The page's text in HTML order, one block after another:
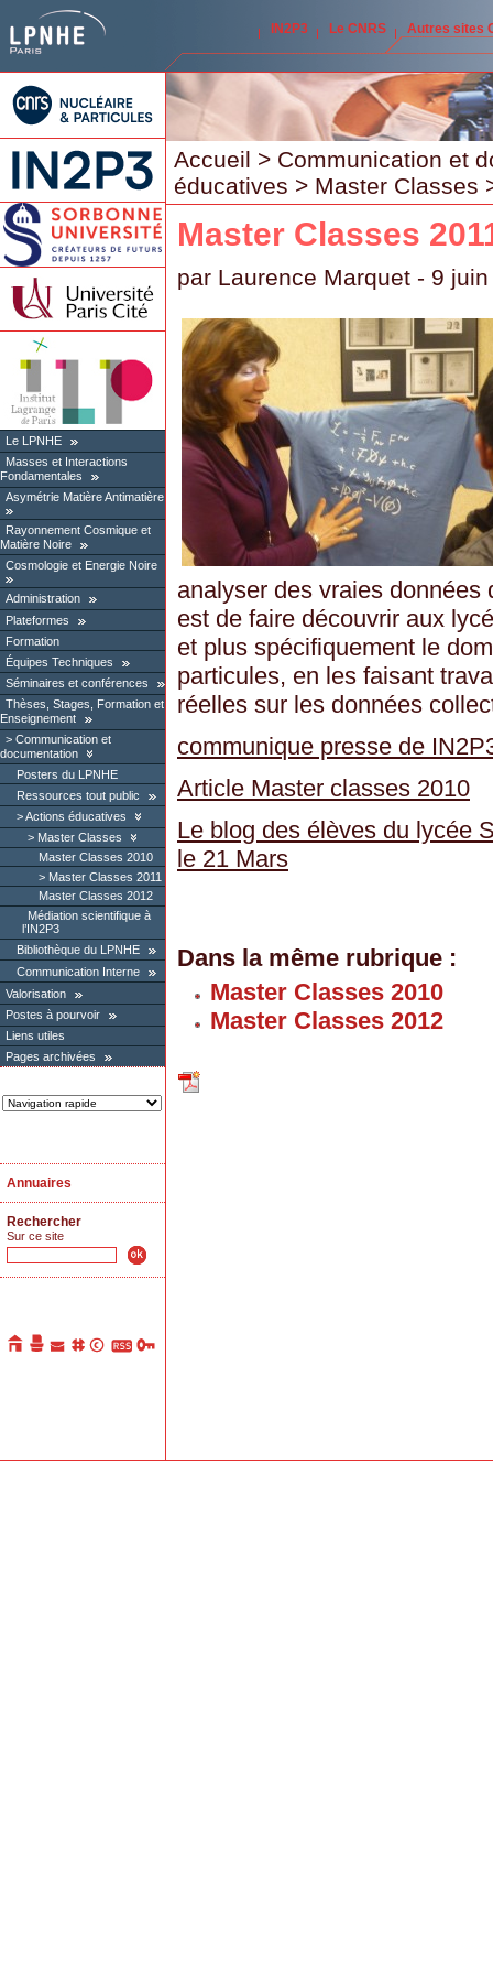
IN2P3 Le CNRS Autres sites
Le LPNHE
Masses et Interactions
Fondamentales
Asymétrie Matière Antimatière
Rayonnement Cosmique et
Matière Noire
Cosmologie et Energie Noire
Administration
Plateformes
Formation
Équipes Techniques
Séminaires et conférences
Thèses, Stages, Formation et
Enseignement
Communication et
documentation
Posters du LPNHE
Ressources tout public
Actions éducatives
Master Classes
Master Classes 2010
Master Classes 2011
Master Classes 2012
Médiation scientifique à
l’IN2P3
Bibliothèque du LPNHE
Communication Interne
Valorisation
Postes à pourvoir
Liens utiles
Pages archivées
Annuaires
Rechercher
Sur ce site
Accueil > Communication et
éducatives > Master Classes
Master Classes
par Laurence Marquet - 9
analyser des vraies
est de faire découvrir aux
et plus spécifiquement le
particules, en les faisant
réelles sur les données
communique presse de
Article Master classes 2010
Le blog des élèves du lycée
le 21 Mars
Dans la même rubrique :
Master Classes 2010
Master Classes 2012